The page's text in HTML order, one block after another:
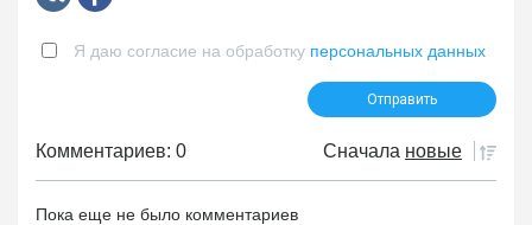
Я даю согласие на обработку персональных данных
Комментариев: 0 Сначала новые
Пока еще не было комментариев